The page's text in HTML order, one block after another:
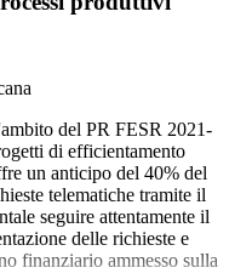
del PR FESR 2021-
di efficientamento
un anticipo del 40% del
telematiche tramite il
seguire attentamente il
delle richieste e
finanziario ammesso sulla